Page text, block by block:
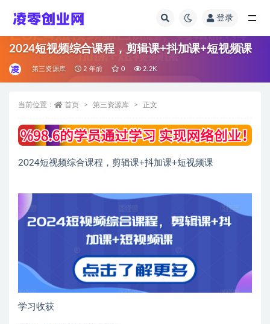
登录
2024短视频综合课程，剪辑课+抖加课+短视频课
第三资源库 2 年前 0 2.2K
当前位置： 首页 第三资源库 正文
2024短视频综合课程，剪辑课+抖加课+短视频课
学习收获